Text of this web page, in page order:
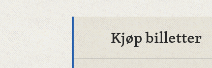
Kjøp billetter